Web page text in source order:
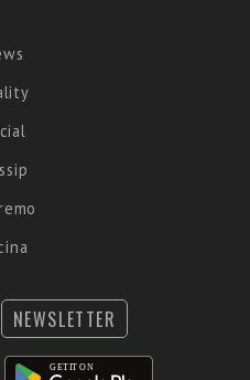
NEWSLETTER